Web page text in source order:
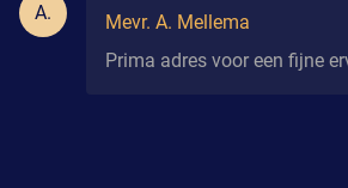
A.
Mevr. A. Mellema
Prima adres voor een fijne